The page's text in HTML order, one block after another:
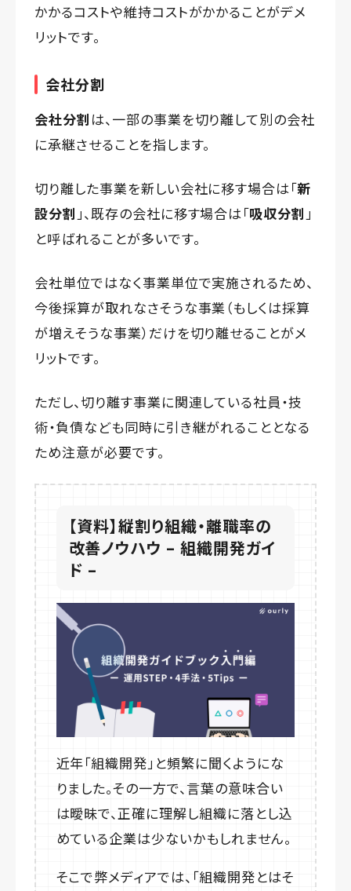
かかるコストや維持コストがかかることがデメ
リットです。
会社分割
会社分割 は、一部の事業を切り離して別の会社
に承継させることを指します。
切り離した事業を新しい会社に移す場合は「新
設分割 」、既存の会社に移す場合は「吸収分割 」
と呼ばれることが多いです。
会社単位ではなく事業単位で実施されるため、
今後採算が取れなさそうな事業（もしくは採算
が増えそうな事業）だけを切り離せることがメ
リットです。
ただし、切り離す事業に関連している社員・技
術・負債なども同時に引き継がれることとなる
ため注意が必要です。
【資料】縦割り組織・離職率の
改善ノウハウ – 組織開発ガイ
ド –
近年「組織開発」と頻繁に聞くようにな
りました。その一方で、言葉の意味合い
は曖昧で、正確に理解し組織に落とし込
めている企業は少ないかもしれません。
そこで弊メディアでは、「組織開発とはそ